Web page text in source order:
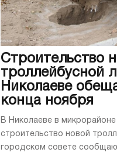
Строительство
троллейбусной
Николаеве
конца ноября
В Николаеве в
строительство новой
городском совете